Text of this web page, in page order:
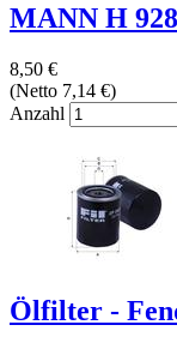
MANN H
8,50 €
(Netto 7,14 €)
Anzahl
Ölfilter -